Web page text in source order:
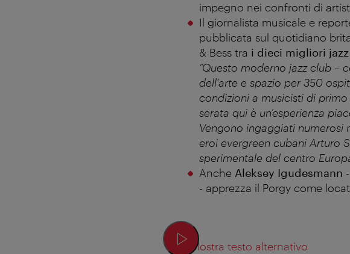
impegno nei confronti di
Il giornalista musicale e
pubblicata sul quotidiano
& Bess tra i dieci migliori jazz
“Questo moderno jazz club –
dell’arte e spazio per 350
condizioni a musicisti di
serata qui è un’esperienza
Vengono ingaggiati numerosi
eroi evergreen cubani Arturo
sperimentale del centro
Anche Aleksey Igudesmann -
- apprezza il Porgy come
Mostra testo alternativo